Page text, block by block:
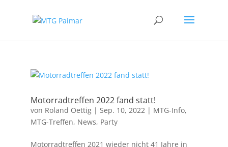
Motorradtreffen 2022 fand statt!
von Roland Oettig| Sep. 10, 2022| MTG-Info,
MTG-Treffen, News, Party
Motorradtreffen 2021 wieder nicht 41 Jahre in